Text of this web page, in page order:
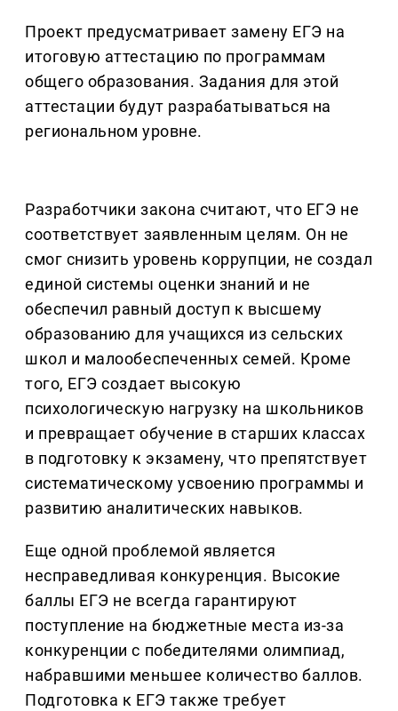
Проект предусматривает замену ЕГЭ на
итоговую аттестацию по программам
общего образования. Задания для этой
аттестации будут разрабатываться на
региональном уровне.
Разработчики закона считают, что ЕГЭ не
соответствует заявленным целям. Он не
смог снизить уровень коррупции, не создал
единой системы оценки знаний и не
обеспечил равный доступ к высшему
образованию для учащихся из сельских
школ и малообеспеченных семей. Кроме
того, ЕГЭ создает высокую
психологическую нагрузку на школьников
и превращает обучение в старших классах
в подготовку к экзамену, что препятствует
систематическому усвоению программы и
развитию аналитических навыков.
Еще одной проблемой является
несправедливая конкуренция. Высокие
баллы ЕГЭ не всегда гарантируют
поступление на бюджетные места из-за
конкуренции с победителями олимпиад,
набравшими меньшее количество баллов.
Подготовка к ЕГЭ также требует